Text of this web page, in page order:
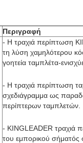
Περιγραφή
- Η τραχιά περίπτωση
τη λύση χαμηλότερου
γοητεία ταμπλέτα-
- Η τραχιά περίπτωση
σχεδιάγραμμα ως
περίπτερων ταμπλετών.
- KINGLEADER τραχιά
του εμπορικού